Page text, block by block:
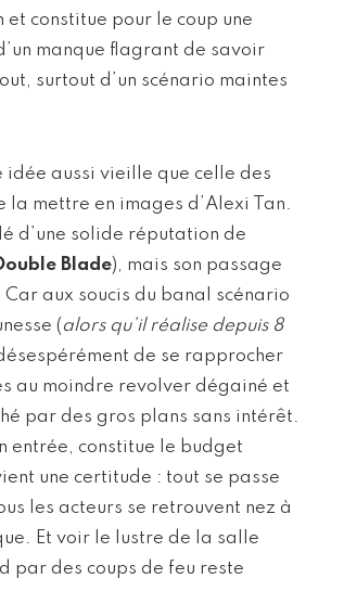
et constitue pour le coup une
manque flagrant de savoir
surtout d’un scénario maintes
idée aussi vieille que celle des
la mettre en images d’Alexi Tan.
d’une solide réputation de
Blade), mais son passage
aux soucis du banal scénario
(alors qu’il réalise depuis 8
de se rapprocher
au moindre revolver dégainé et
par des gros plans sans intérêt.
entrée, constitue le budget
une certitude : tout se passe
les acteurs se retrouvent nez à
Et voir le lustre de la salle
par des coups de feu reste